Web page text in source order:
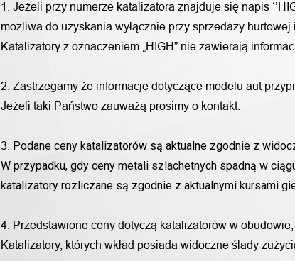
1. Jeżeli przy numerze katalizatora znajduje się napis
możliwa do uzyskania wyłącznie przy sprzedaży
Katalizatory z oznaczeniem „HIGH” nie zawierają
2. Zastrzegamy że informacje dotyczące modelu aut
Jeżeli taki Państwo zauważą prosimy o kontakt.
3.
Podane ceny katalizatorów są aktualne zgodnie z
W przypadku, gdy ceny metali szlachetnych spadną w
katalizatory rozliczane są zgodnie z aktualnymi kursami
4. Przedstawione ceny dotyczą katalizatorów w
Katalizatory, których wkład posiada widoczne ślady